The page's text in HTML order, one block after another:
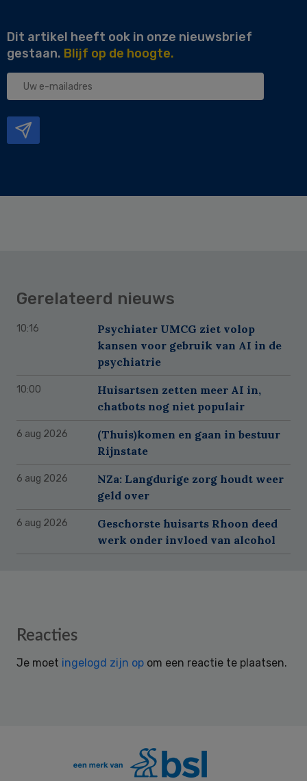
Dit artikel heeft ook in onze nieuwsbrief
gestaan. Blijf op de hoogte.
Uw
Gerelateerd nieuws
10:16
Psychiater UMCG ziet volop
kansen voor gebruik van AI in de
psychiatrie
10:00
Huisartsen zetten meer AI in,
chatbots nog niet populair
6 aug 2026
(Thuis)komen en gaan in bestuur
Rijnstate
6 aug 2026
NZa: Langdurige zorg houdt weer
geld over
6 aug 2026
Geschorste huisarts Rhoon deed
werk onder invloed van alcohol
Reader
Reacties
Je moet ingelogd zijn op om een reactie te plaatsen.